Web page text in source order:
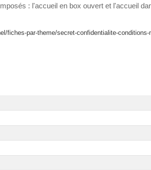
: l'accueil en box ouvert et l'accueil
fiches-par-theme/secret-confidentialite-conditions-